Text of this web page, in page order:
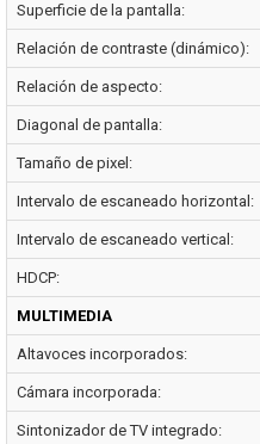
Superficie de la pantalla:
Relación de contraste (dinámico):
Relación de aspecto:
Diagonal de pantalla:
Tamaño de pixel:
Intervalo de escaneado horizontal:
Intervalo de escaneado vertical:
HDCP:
MULTIMEDIA
Altavoces incorporados:
Cámara incorporada:
Sintonizador de TV integrado: